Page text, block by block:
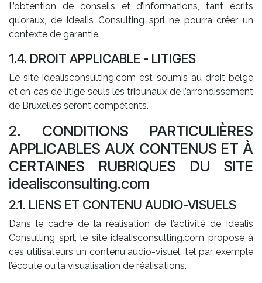
L’obtention de conseils et d’informations, tant écrits
qu’oraux, de Idealis Consulting sprl ne pourra créer un
contexte de garantie.
1.4. DROIT APPLICABLE - LITIGES
Le site idealisconsulting.com est soumis au droit belge
et en cas de litige seuls les tribunaux de l’arrondissement
de Bruxelles seront compétents.
2. CONDITIONS PARTICULIÈRES
APPLICABLES AUX CONTENUS ET À
CERTAINES RUBRIQUES DU SITE
idealisconsulting.com
2.1. LIENS ET CONTENU AUDIO-VISUELS
Dans le cadre de la réalisation de l’activité de Idealis
Consulting sprl, le site idealisconsulting.com propose à
ces utilisateurs un contenu audio-visuel, tel par exemple
l’écoute ou la visualisation de réalisations.